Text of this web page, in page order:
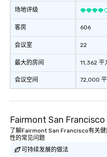
场地评级
客房
会议室
最大的房间
会议空间
606
22
11,362 平
72,000
Fairmont San Francisco
了解Fairmont San Francisco有关
性的常见问题
可持续发展的做法